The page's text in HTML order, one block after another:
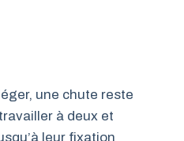
une chute reste
à deux et
leur fixation